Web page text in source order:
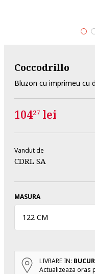
Coccodrillo
Bluzon cu imprimeu cu
10427 lei
Vandut de
CDRL SA
MASURA
122 CM
LIVRARE IN:
Actualizeaza oras